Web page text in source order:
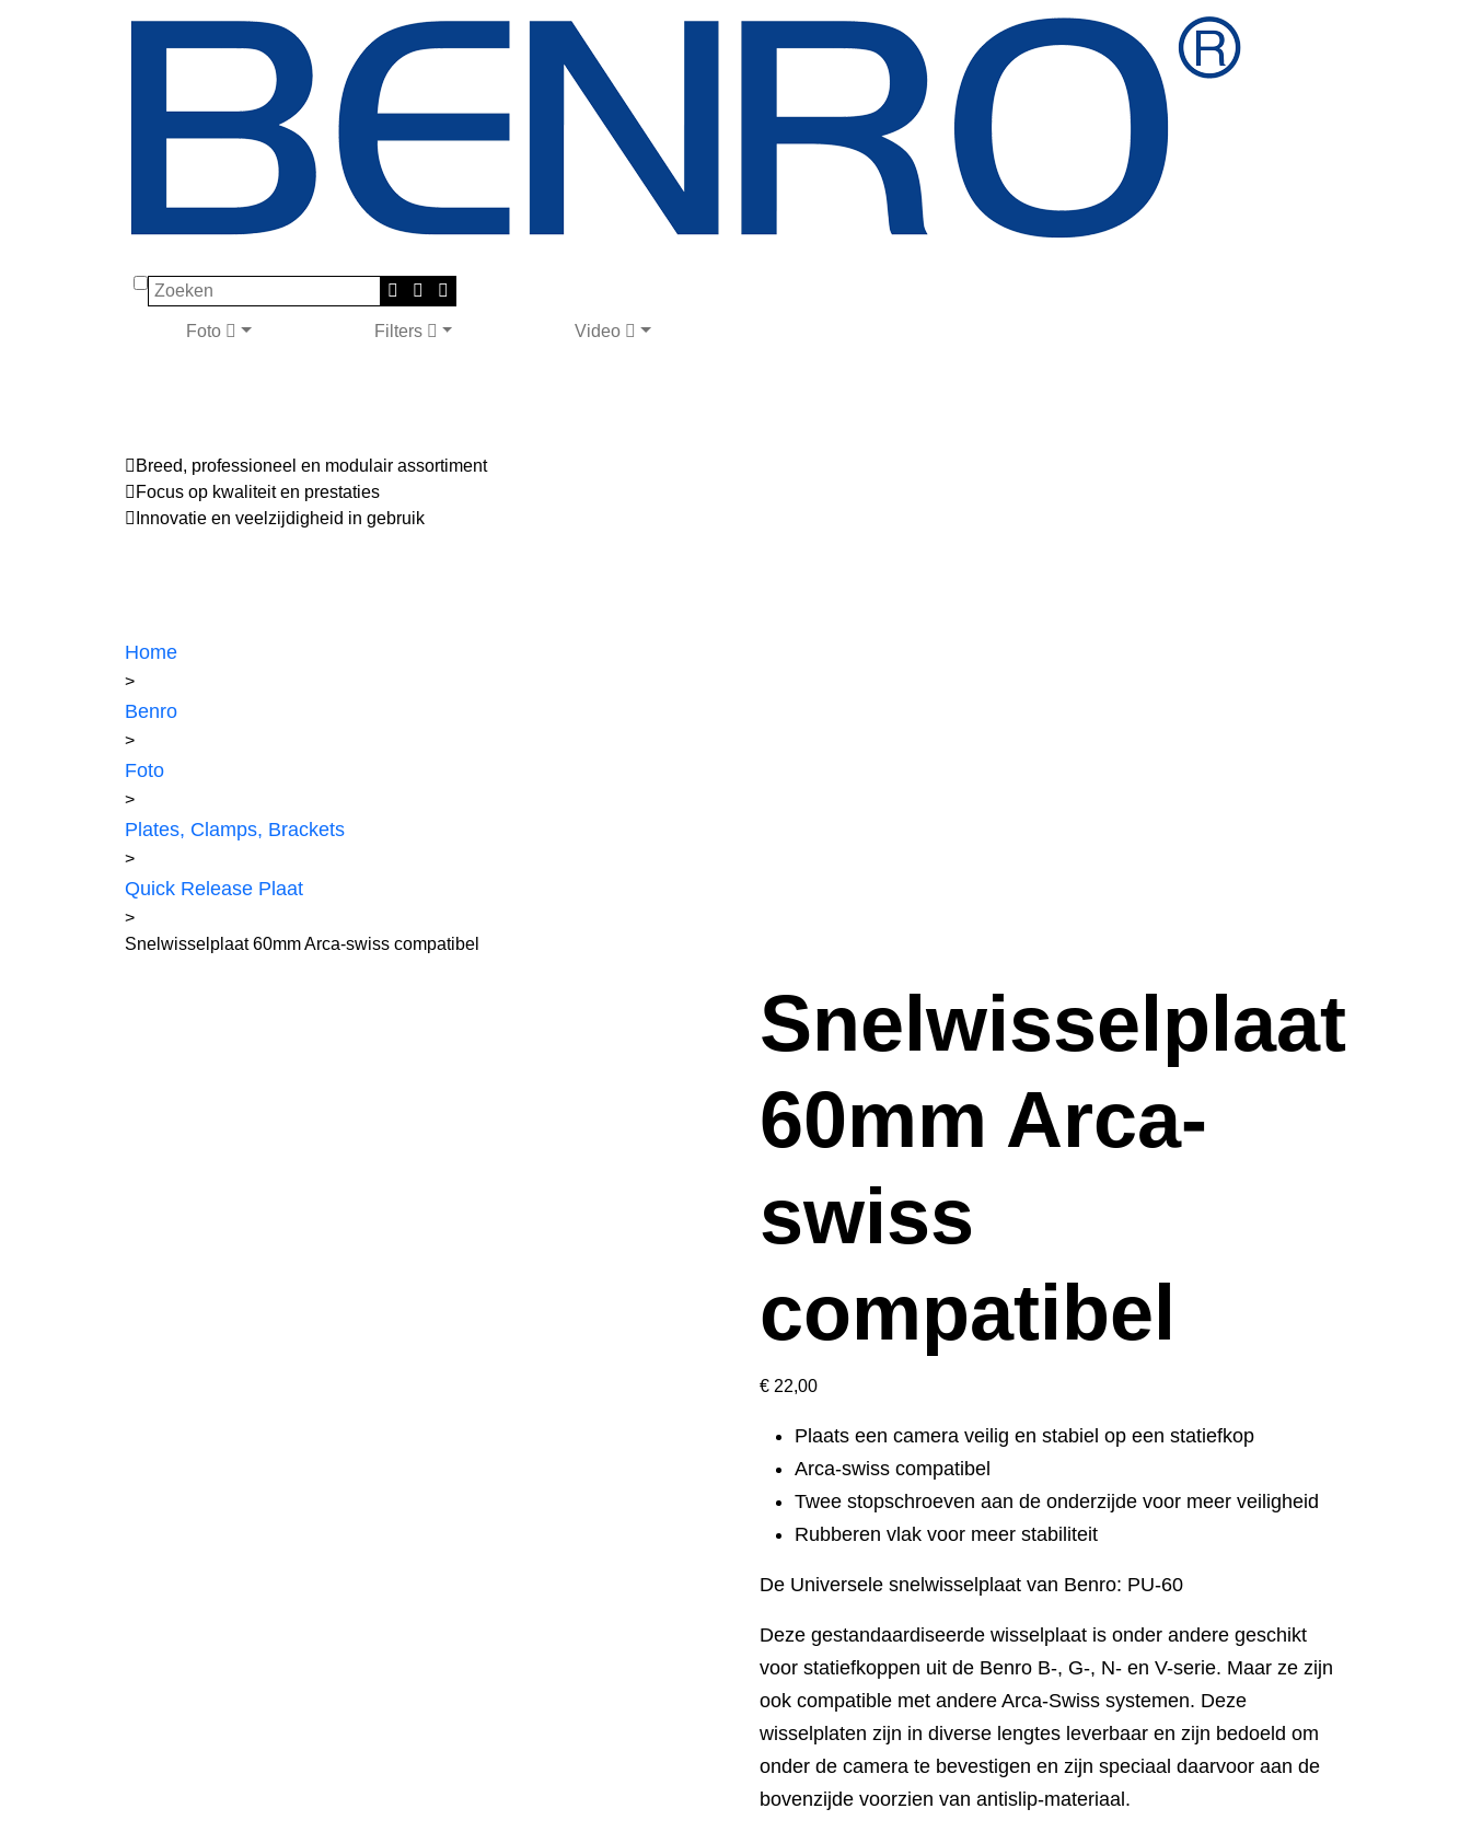
Zoeken
Foto Filters Video
Breed, professioneel en modulair assortiment
Focus op kwaliteit en prestaties
Innovatie en veelzijdigheid in gebruik
Home
>
Benro
>
Foto
>
Plates, Clamps, Brackets
>
Quick Release Plaat
>
Snelwisselplaat 60mm Arca-swiss compatibel
Snelwisselplaat
60mm Arca-
swiss
compatibel
€ 22,00
Plaats een camera veilig en stabiel op een statiefkop
Arca-swiss compatibel
Twee stopschroeven aan de onderzijde voor meer veiligheid
Rubberen vlak voor meer stabiliteit
De Universele snelwisselplaat van Benro: PU-60
Deze gestandaardiseerde wisselplaat is onder andere geschikt
voor statiefkoppen uit de Benro B-, G-, N- en V-serie. Maar ze zijn
ook compatible met andere Arca-Swiss systemen. Deze
wisselplaten zijn in diverse lengtes leverbaar en zijn bedoeld om
onder de camera te bevestigen en zijn speciaal daarvoor aan de
bovenzijde voorzien van antislip-materiaal.